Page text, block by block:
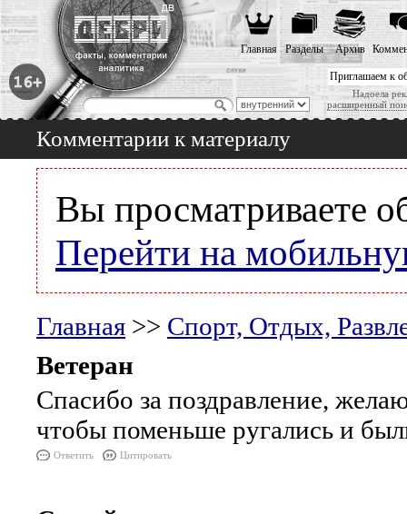
Приглашаем к
Надоела
расширенный
Главная Разделы Архив
Комментарии к материалу
Вы просматриваете
Перейти на
Главная >> Спорт, Отдых,
Ветеран
Спасибо за поздравление,
чтобы поменьше ругались и
Ответить Цитировать